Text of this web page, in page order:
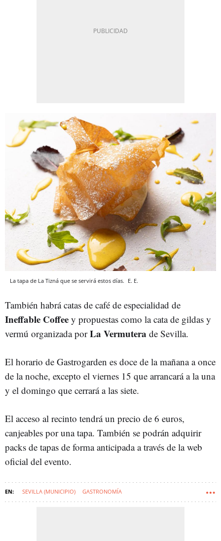
La tapa de La Tizná que se servirá estos días. E. E.
También habrá catas de café de especialidad de
Ineffable Coffee y propuestas como la cata de gildas y
vermú organizada porLa Vermutera de Sevilla.
El horario de Gastrogarden es doce de la mañana a once
de la noche, excepto el viernes 15 que arrancará a la una
y el domingo que cerrará a las siete.
El acceso al recinto tendrá un precio de 6 euros,
canjeables por una tapa. También se podrán adquirir
packs de tapas de forma anticipada a través de la web
oficial del evento.
SEVILLA (MUNICIPIO) GASTRONOMÍA